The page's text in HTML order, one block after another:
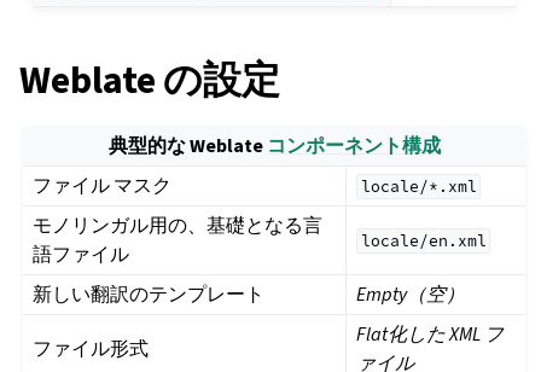
Weblate の設定
典型的な Weblate コンポーネント構成
ファイル マスク
locale/*.xml
モノリンガル用の、基礎となる言
語ファイル
locale/en.xml
新しい翻訳のテンプレート Empty（空）
ファイル形式
Flat化した XML フ
ァイル